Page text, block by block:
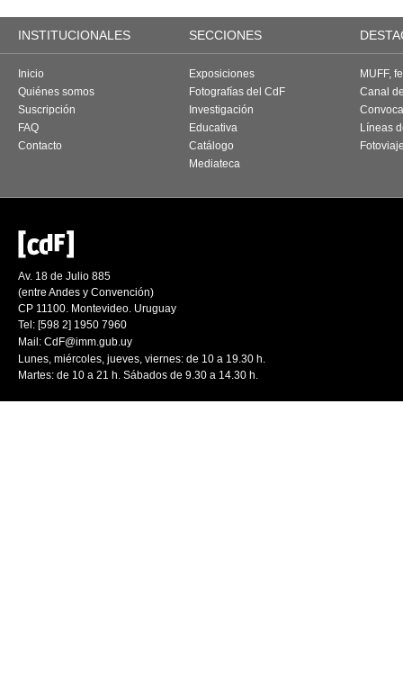
INSTITUCIONALES SECCIONES
Inicio
Quiénes somos
Suscripción
FAQ
Contacto
Exposiciones
Fotografías del CdF
Investigación
Educativa
Catálogo
Mediateca
MUFF,
Canal
Líneas
Av. 18 de Julio 885
(entre Andes y Convención)
CP 11100. Montevideo. Uruguay
Tel: [598 2] 1950 7960
Mail: CdF@imm.gub.uy
Lunes, miércoles, jueves, viernes: de 10 a 19.30 h.
Martes: de 10 a 21 h. Sábados de 9.30 a 14.30 h.